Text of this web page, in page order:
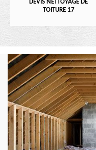
DEVIS NETTOYAGE DE
TOITURE 17